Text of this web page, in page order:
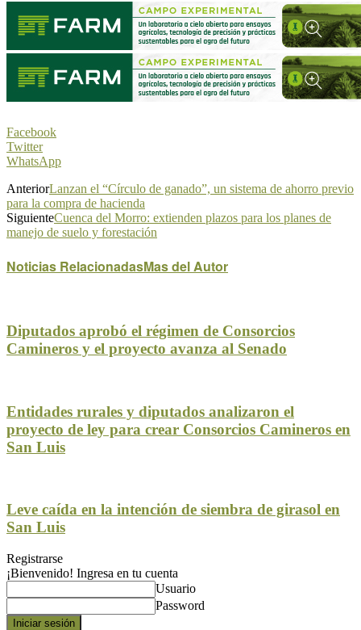
Facebook
Twitter
WhatsApp
AnteriorLanzan el “Círculo de ganado”, un sistema de ahorro previo
para la compra de hacienda
SiguienteCuenca del Morro: extienden plazos para los planes de
manejo de suelo y forestación
Noticias RelacionadasMas del Autor
Diputados aprobó el régimen de Consorcios
Camineros y el proyecto avanza al Senado
Entidades rurales y diputados analizaron el
proyecto de ley para crear Consorcios Camineros en
San Luis
Leve caída en la intención de siembra de girasol en
San Luis
Registrarse
¡Bienvenido! Ingresa en tu cuenta
Usuario
Password